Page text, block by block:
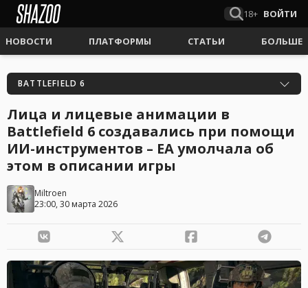
18+ ВОЙТИ
НОВОСТИ ПЛАТФОРМЫ СТАТЬИ БОЛЬШЕ
BATTLEFIELD 6
Лица и лицевые анимации в
Battlefield 6 создавались при помощи
ИИ-инструментов – ЕА умолчала об
этом в описании игры
Miltroen
23:00, 30 марта 2026